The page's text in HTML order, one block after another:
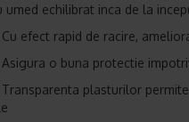
umed echilibrat inca de la
rapid de racire,
o buna protectie
plasturilor permite